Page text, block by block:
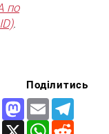
по
.
Поділитись
FacebookMastodon
Email
Diigo X WhatsApp